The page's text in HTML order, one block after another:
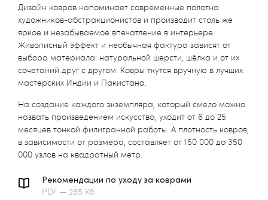
Дизайн ковров напоминает современные полотна
художников-абстракционистов и производит столь же
яркое и незабываемое впечатление в интерьере.
Живописный эффект и необычная фактура зависят от
выбора материала: натуральной шерсти, шёлка и от их
сочетаний друг с другом. Ковры ткутся вручную в лучших
мастерских Индии и Пакистана.
На создание каждого экземпляра, который смело можно
назвать произведением искусства, уходит от 6 до 25
месяцев тонкой филигранной работы. А плотность ковров,
в зависимости от размера, составляет от 150 000 до 350
000 узлов на квадратный метр.
Рекомендации по уходу за коврами
PDF — 265 Кб